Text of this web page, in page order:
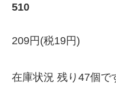
510
209円(税19円)
在庫状況 残り47個で